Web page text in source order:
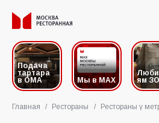
Подача
тартара
в ОМА
Мы в MAX
ям
Главная / Рестораны / Рестораны у